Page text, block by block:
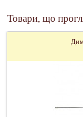
Товари, що